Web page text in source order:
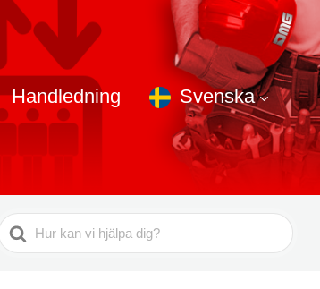
Handledning Svenska
Sök
efter